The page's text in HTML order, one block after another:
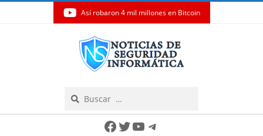
Así robaron 4 mil millones en Bitcoin
Facebook
Twitter
YouTube
Telegram